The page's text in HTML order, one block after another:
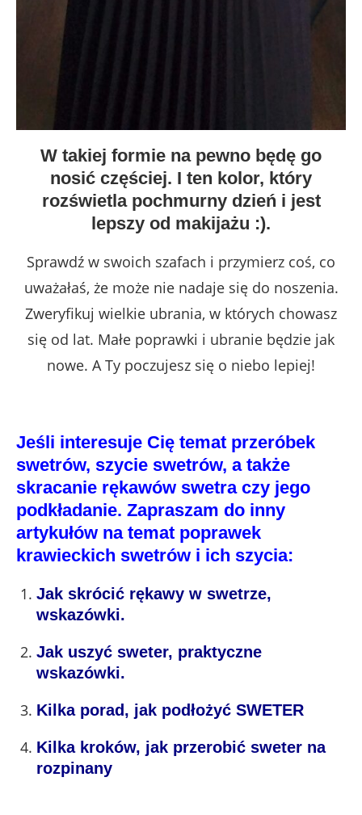
W takiej formie na pewno będę go
nosić częściej. I ten kolor, który
rozświetla pochmurny dzień i jest
lepszy od makijażu :).
Sprawdź w swoich szafach i przymierz coś, co
uważałaś, że może nie nadaje się do noszenia.
Zweryfikuj wielkie ubrania, w których chowasz
się od lat. Małe poprawki i ubranie będzie jak
nowe. A Ty poczujesz się o niebo lepiej!
Jeśli interesuje Cię temat przeróbek
swetrów, szycie swetrów, a także
skracanie rękawów swetra czy jego
podkładanie. Zapraszam do inny
artykułów na temat poprawek
krawieckich swetrów i ich szycia:
Jak skrócić rękawy w swetrze,
wskazówki.
Jak uszyć sweter, praktyczne
wskazówki.
Kilka porad, jak podłożyć SWETER
Kilka kroków, jak przerobić sweter na
rozpinany